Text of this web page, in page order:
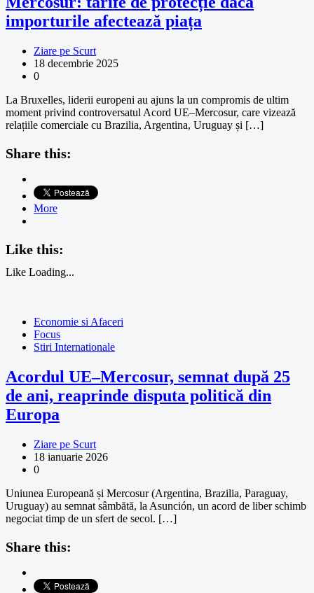
importurile afectează piața
Ziare pe Scurt
18 decembrie 2025
0
La Bruxelles, liderii europeni au ajuns la un compromis de ultim
moment privind controversatul Acord UE–Mercosur, care vizează
relațiile comerciale cu Brazilia, Argentina, Uruguay și […]
Share this:
More
Like this:
Like Loading...
Economie si Afaceri
Focus
Stiri Internationale
Acordul UE–Mercosur, semnat după 25
de ani, reaprinde disputa politică din
Europa
Ziare pe Scurt
18 ianuarie 2026
0
Uniunea Europeană și Mercosur (Argentina, Brazilia, Paraguay,
Uruguay) au semnat sâmbătă, la Asunción, un acord de liber schimb
negociat timp de un sfert de secol. […]
Share this: